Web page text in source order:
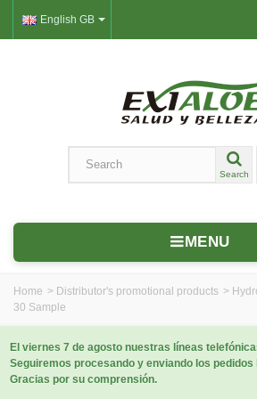
English GB
Search
MENU
Home > Distributor's promotional products >
30 Sample
El viernes 7 de agosto nuestras líneas
Seguiremos procesando y enviando los pedidos
Gracias por su comprensión.